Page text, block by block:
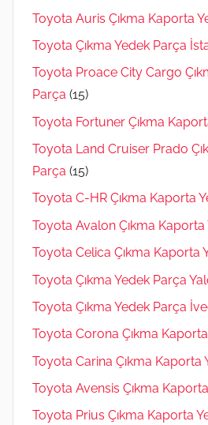
Toyota Auris Çıkma Kaporta
Toyota Çıkma Yedek Parça
Toyota Proace City Cargo
Parça (15)
Toyota Fortuner Çıkma
Toyota Land Cruiser Prado
Parça (15)
Toyota C-HR Çıkma Kaporta
Toyota Avalon Çıkma Kaporta
Toyota Celica Çıkma Kaporta
Toyota Çıkma Yedek Parça
Toyota Çıkma Yedek Parça
Toyota Corona Çıkma
Toyota Carina Çıkma Kaporta
Toyota Avensis Çıkma
Toyota Prius Çıkma Kaporta